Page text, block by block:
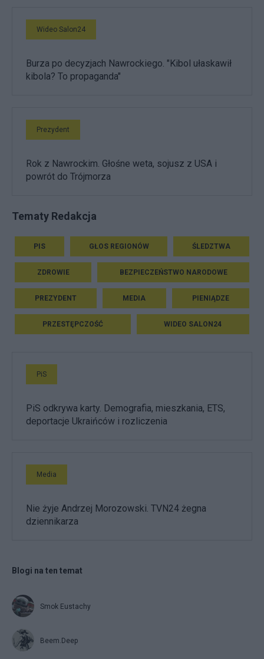
Wideo Salon24
Burza po decyzjach Nawrockiego. "Kibol ułaskawił
kibola? To propaganda"
Prezydent
Rok z Nawrockim. Głośne weta, sojusz z USA i
powrót do Trójmorza
Tematy Redakcja
PIS GŁOS REGIONÓW ŚLEDZTWA
ZDROWIE BEZPIECZEŃSTWO NARODOWE
PREZYDENT MEDIA PIENIĄDZE
PRZESTĘPCZOŚĆ WIDEO SALON24
PiS
PiS odkrywa karty. Demografia, mieszkania, ETS,
deportacje Ukraińców i rozliczenia
Media
Nie żyje Andrzej Morozowski. TVN24 żegna
dziennikarza
Blogi na ten temat
Smok Eustachy
Beem.Deep